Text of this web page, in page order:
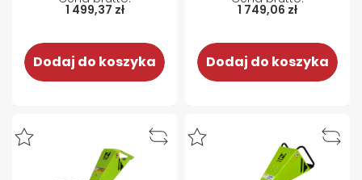
1 499,37 zł
Dodaj do koszyka
1 749,06 zł
Dodaj do koszyka